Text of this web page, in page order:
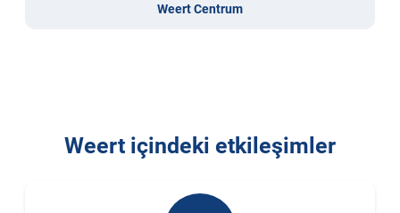
Weert Centrum
Weert içindeki etkileşimler